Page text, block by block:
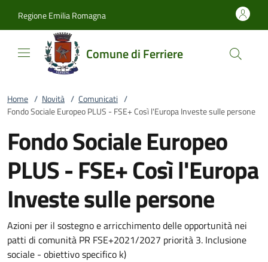
Regione Emilia Romagna
Comune di Ferriere
Home / Novità / Comunicati /
Fondo Sociale Europeo PLUS - FSE+ Così l'Europa Investe sulle persone
Fondo Sociale Europeo
PLUS - FSE+ Così l'Europa
Investe sulle persone
Azioni per il sostegno e arricchimento delle opportunità nei
patti di comunità PR FSE+2021/2027 priorità 3. Inclusione
sociale - obiettivo specifico k)